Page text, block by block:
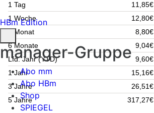
1 Tag
11,85€
1 Woche
12,80€
1 Monat
8,80€
6 Monate
9,04€
Lfd. Jahr (YTD)
9,60€
1 Jahr
15,16€
3 Jahre
26,51€
5 Jahre
317,27€
HBm Edition
manager-Gruppe
Abo mm
Abo HBm
Shop
SPIEGEL